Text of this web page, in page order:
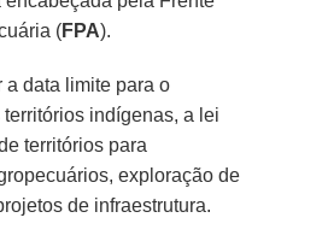
(FPA).
data limite para o
indígenas, a lei
territórios para
exploração de
de infraestrutura.